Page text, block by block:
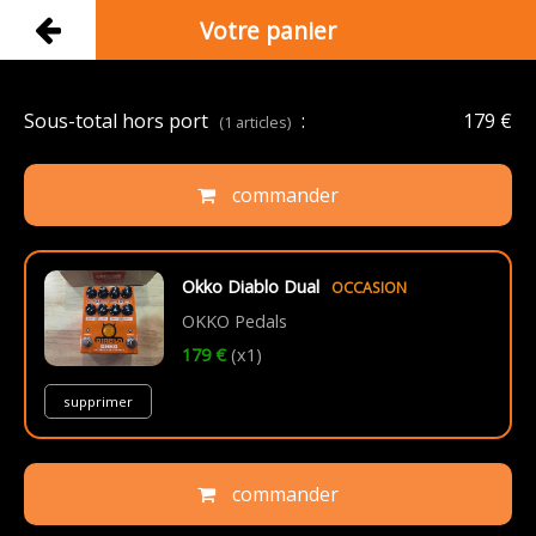
Votre panier
Sous-total hors port (1 articles) : 179 €
commander
Okko Diablo Dual OCCASION
OKKO Pedals
179 € (x1)
supprimer
commander